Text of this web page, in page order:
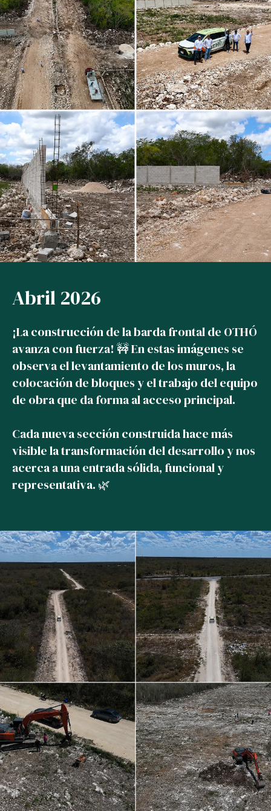
Abril 2026
¡La construcción de la barda frontal de OTHÓ
avanza con fuerza! 🚧 En estas imágenes se
observa el levantamiento de los muros, la
colocación de bloques y el trabajo del equipo
de obra que da forma al acceso principal.
Cada nueva sección construida hace más
visible la transformación del desarrollo y nos
acerca a una entrada sólida, funcional y
representativa. 🌿